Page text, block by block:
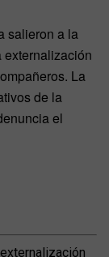
salieron a la
externalización
La
de la
el